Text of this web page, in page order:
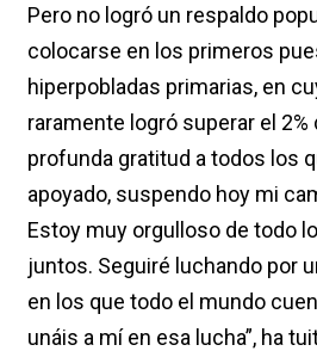
Pero no logró un respaldo
colocarse en los primeros
hiperpobladas primarias, en
raramente logró superar el 2%
profunda gratitud a todos los
apoyado, suspendo hoy mi
Estoy muy orgulloso de todo
juntos. Seguiré luchando por
en los que todo el mundo
unáis a mí en esa lucha”, ha